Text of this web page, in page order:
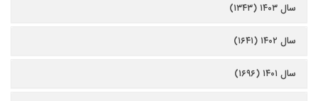
سال ۱۴۰۳ (۱۳۴۳)
سال ۱۴۰۲ (۱۶۴۱)
سال ۱۴۰۱ (۱۶۹۶)